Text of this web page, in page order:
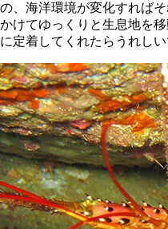
の、海洋環境が変化すれば
かけてゆっくりと生息地を
に定着してくれたらうれしい